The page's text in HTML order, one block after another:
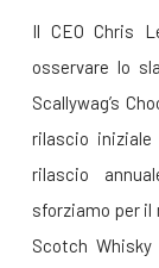
Il CEO Chris
osservare lo
Scallywag’s
rilascio
rilascio
sforziamo per il
Scotch Whisky